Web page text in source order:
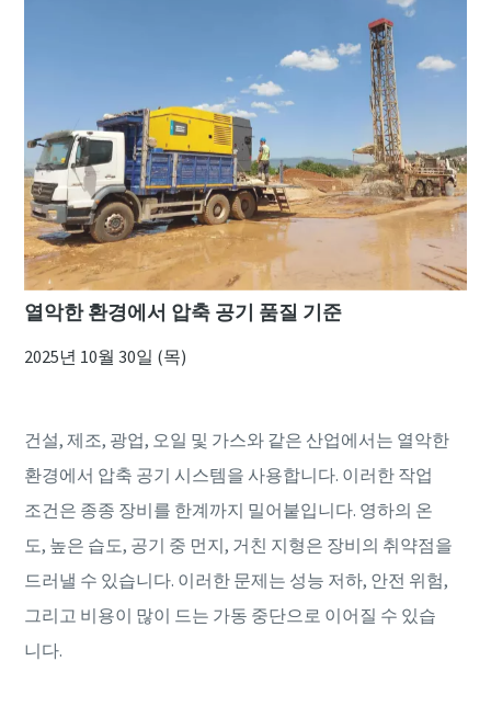
열악한 환경에서 압축 공기 품질 기준
2025년 10월 30일 (목)
건설, 제조, 광업, 오일 및 가스와 같은 산업에서는 열악한
환경에서 압축 공기 시스템을 사용합니다. 이러한 작업
조건은 종종 장비를 한계까지 밀어붙입니다. 영하의 온
도, 높은 습도, 공기 중 먼지, 거친 지형은 장비의 취약점을
드러낼 수 있습니다. 이러한 문제는 성능 저하, 안전 위험,
그리고 비용이 많이 드는 가동 중단으로 이어질 수 있습